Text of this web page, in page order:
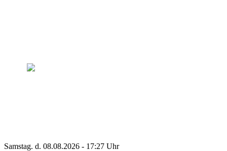
Samstag. d. 08.08.2026 - 17:27 Uhr